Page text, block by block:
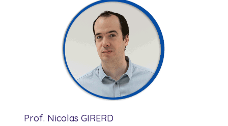
Prof. Nicolas GIRERD